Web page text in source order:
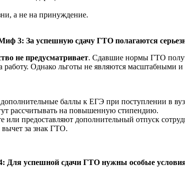
а не на принуждение.
3: За успешную сдачу ГТО полагаются
не предусматривает. Сдавшие нормы ГТО
Однако льготы не являются масштабными и
баллы к ЕГЭ при поступлении в
рассчитывать на повышенную стипендию.
или предоставляют дополнительный отпуск
за знак ГТО.
Для успешной сдачи ГТО нужны особые условия